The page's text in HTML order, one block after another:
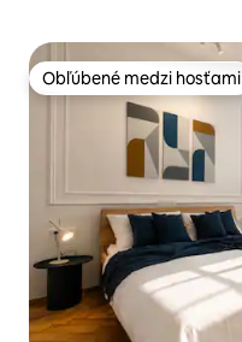
Obľúbené medzi hosťami
Obľúbené medzi hosťami